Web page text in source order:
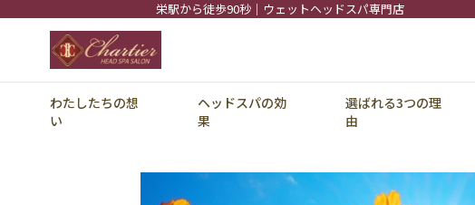
栄駅から徒歩90秒｜ウェットヘッドスパ専門店
わたしたちの想
い
ヘッドスパの効
果
選ばれる3つの理
由